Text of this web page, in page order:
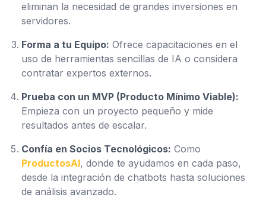
eliminan la necesidad de grandes inversiones en
servidores.
Forma a tu Equipo: Ofrece capacitaciones en el
uso de herramientas sencillas de IA o considera
contratar expertos externos.
Prueba con un MVP (Producto Mínimo Viable):
Empieza con un proyecto pequeño y mide
resultados antes de escalar.
Confía en Socios Tecnológicos: Como
ProductosAI, donde te ayudamos en cada paso,
desde la integración de chatbots hasta soluciones
de análisis avanzado.